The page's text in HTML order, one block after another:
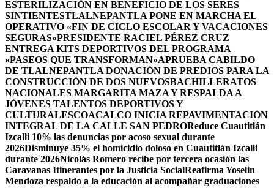
ESTERILIZACIÓN EN BENEFICIO DE LOS SERES
SINTIENTESTLALNEPANTLA PONE EN MARCHA EL
OPERATIVO «FIN DE CICLO ESCOLAR Y VACACIONES
SEGURAS»PRESIDENTE RACIEL PÉREZ CRUZ
ENTREGA KITS DEPORTIVOS DEL PROGRAMA
«PASEOS QUE TRANSFORMAN»APRUEBA CABILDO
DE TLALNEPANTLA DONACIÓN DE PREDIOS PARA LA
CONSTRUCCIÓN DE DOS NUEVOSBACHILLERATOS
NACIONALES MARGARITA MAZA Y RESPALDA A
JÓVENES TALENTOS DEPORTIVOS Y
CULTURALESCOACALCO INICIA REPAVIMENTACIÓN
INTEGRAL DE LA CALLE SAN PEDROReduce Cuautitlán
Izcalli 10% las denuncias por acoso sexual durante
2026Disminuye 35% el homicidio doloso en Cuautitlán Izcalli
durante 2026Nicolás Romero recibe por tercera ocasión las
Caravanas Itinerantes por la Justicia SocialReafirma Yoselin
Mendoza respaldo a la educación al acompañar graduaciones